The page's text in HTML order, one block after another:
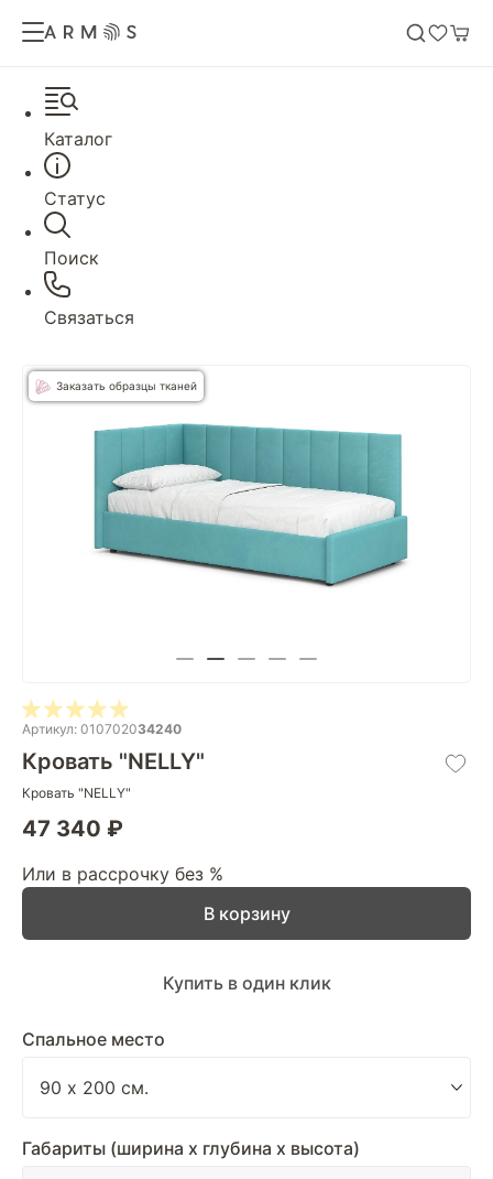
Каталог
Статус
Поиск
Связаться
Заказать образцы тканей
Артикул: 010702034240
Кровать "NELLY"
Кровать "NELLY"
47 340 ₽
Или в рассрочку без %
Спальное место
Габариты (ширина х глубина х высота)
В корзину
Купить в один клик